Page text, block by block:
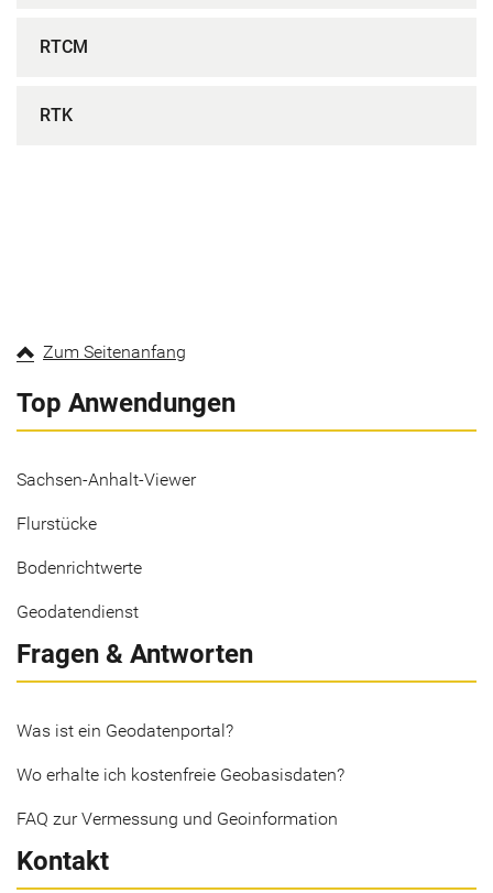
RTCM
RTK
Zum Seitenanfang
Top Anwendungen
Sachsen-Anhalt-Viewer
Flurstücke
Bodenrichtwerte
Geodatendienst
Fragen & Antworten
Was ist ein Geodatenportal?
Wo erhalte ich kostenfreie Geobasisdaten?
FAQ zur Vermessung und Geoinformation
Kontakt